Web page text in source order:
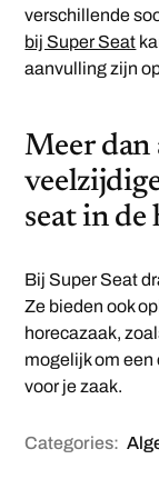
verschillende
bij Super Seat
aanvulling zijn
Meer dan
seat in de
Bij Super Seat
Ze bieden ook
horecazaak,
mogelijk om een
voor je zaak.
Categories: